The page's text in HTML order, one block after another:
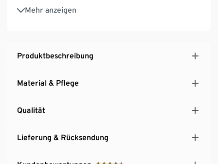
Mehr anzeigen
3 Reißverschlusstaschen vorne
Reißverschluss-Innentasche und Mesh-Innentasche
Gummierung und Druckknöpfen zur
Frontleiste
Ergonomisch geformte Armabschlüsse mit
Saum mit Kordelzug und Stopper zur
Weitenregulierung
Produktbeschreibung
Material & Pflege
Qualität
Lieferung & Rücksendung